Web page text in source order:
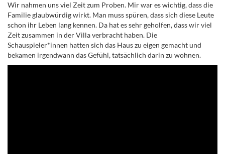
Wir nahmen uns viel Zeit zum Proben. Mir war es wichtig, dass die
Familie glaubwürdig wirkt. Man muss spüren, dass sich diese Leute
schon ihr Leben lang kennen. Da hat es sehr geholfen, dass wir viel
Zeit zusammen in der Villa verbracht haben. Die
Schauspieler*innen hatten sich das Haus zu eigen gemacht und
bekamen irgendwann das Gefühl, tatsächlich darin zu wohnen.